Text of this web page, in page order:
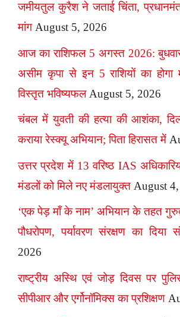
जमीयतुल कुरैश ने जताई चिंता,
मांग August 5, 2026
आज का राशिफल 5 अगस्त 2026:
असीम कृपा से इन 5 राशियों का होगा
विस्तृत भविष्यफल August 5, 2026
चंबल में युवती की हत्या की आशंका,
कराया रेस्क्यू अभियान; पिता हिरासत में
उत्तर प्रदेश में 13 वरिष्ठ IAS
मंडलों को मिले नए मंडलायुक्त August
‘एक पेड़ माँ के नाम’ अभियान के तहत
पौधरोपण, पर्यावरण संरक्षण का दिया
2026
राष्ट्रीय अस्थि एवं जोड़ दिवस पर
सीपीआर और एर्गोनॉमिक्स का प्रशिक्षण